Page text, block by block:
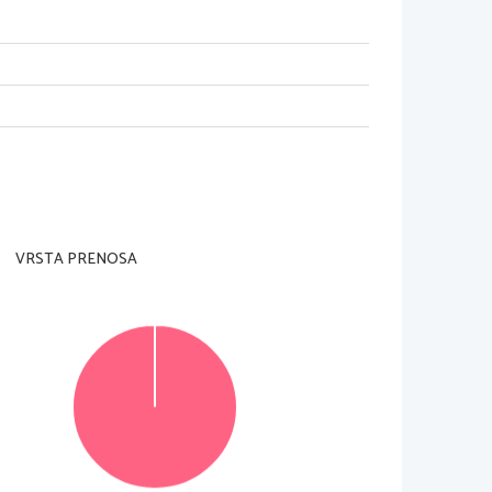
ŠPORTNIKA)
VRSTA PRENOSA